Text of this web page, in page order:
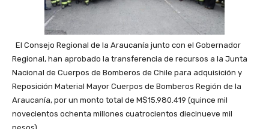
El Consejo Regional de la Araucanía junto con el Gobernador
Regional, han aprobado la transferencia de recursos a la Junta
Nacional de Cuerpos de Bomberos de Chile para adquisición y
Reposición Material Mayor Cuerpos de Bomberos Región de la
Araucanía, por un monto total de M$15.980.419 (quince mil
novecientos ochenta millones cuatrocientos diecinueve mil